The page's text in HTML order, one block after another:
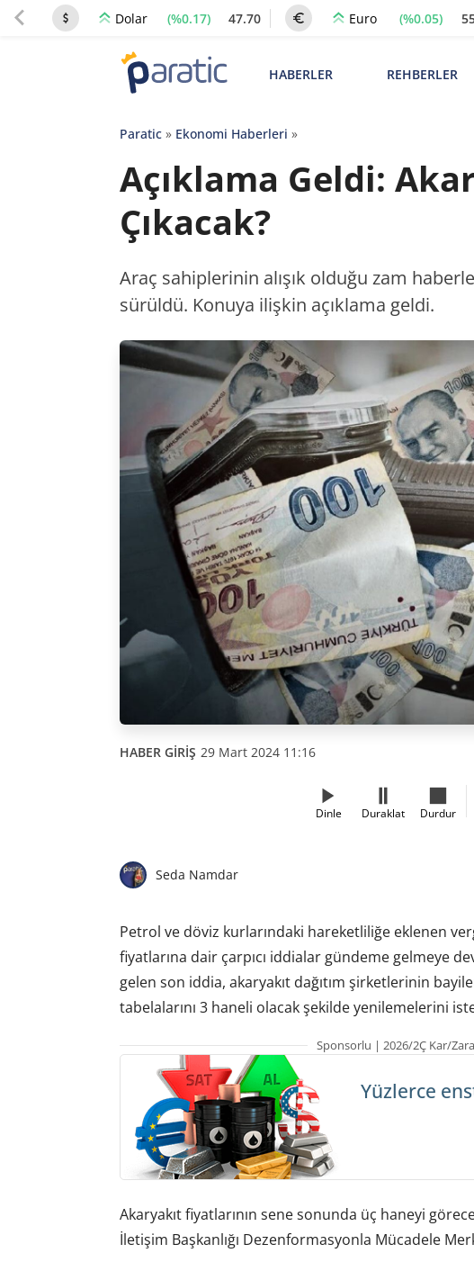
Dolar (%0.17) 47.70 Euro (%0.05)
HABERLER REHBERLER
Paratic» Ekonomi Haberleri »
Açıklama Geldi:
Çıkacak?
Araç sahiplerinin alışık olduğu zam
sürüldü. Konuya ilişkin açıklama geldi.
HABER GİRİŞ 29 Mart 2024 11:16
Dinle Duraklat Durdur
Seda Namdar
Petrol ve döviz kurlarındaki hareketliliğe eklenen
fiyatlarına dair çarpıcı iddialar gündeme gelmeye
gelen son iddia, akaryakıt dağıtım şirketlerinin
tabelalarını 3 haneli olacak şekilde yenilemelerini
Sponsorlu | 2026/2Ç Kar/
Yüzlerce
Akaryakıt fiyatlarının sene sonunda üç haneyi
İletişim Başkanlığı Dezenformasyonla Mücadele